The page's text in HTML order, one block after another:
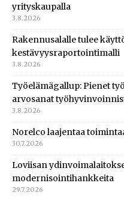
yrityskaupalla
3.8.2026
Rakennusalalle tulee
kestävyysraportointimalli
3.8.2026
Työelämägallup: Pienet
arvosanat
3.8.2026
Norelco laajentaa
30.7.2026
Loviisan
modernisointihankkeita
29.7.2026